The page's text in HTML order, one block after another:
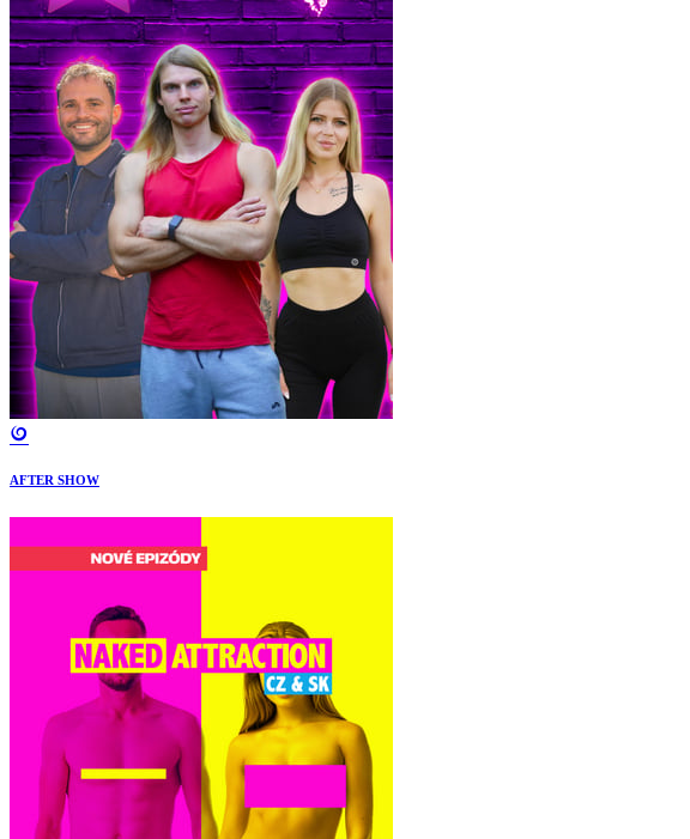
AFTER SHOW